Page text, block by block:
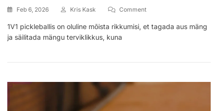
Feb 6, 2026 Kris Kask CommentOn
Pickleball:
Uuendused,
Kaasamine
1V1 pickleballis on oluline mõista rikkumisi, et tagada aus mäng
ja säilitada mängu terviklikkus, kuna